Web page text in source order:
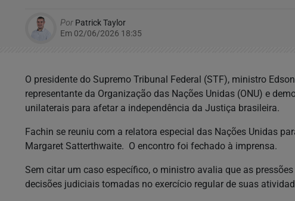
Por Patrick Taylor
Em 02/06/2026 18:35
O presidente do Supremo Tribunal Federal (STF), ministro
representante da Organização das Nações Unidas (ONU) e
unilaterais para afetar a independência da Justiça brasileira.
Fachin se reuniu com a relatora especial das Nações Unidas
Margaret Satterthwaite. O encontro foi fechado à imprensa.
Sem citar um caso específico, o ministro avalia que as
decisões judiciais tomadas no exercício regular de suas